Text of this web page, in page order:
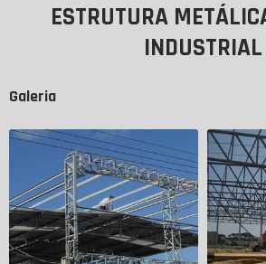
ESTRUTURA
INDUSTRIAL
Galeria